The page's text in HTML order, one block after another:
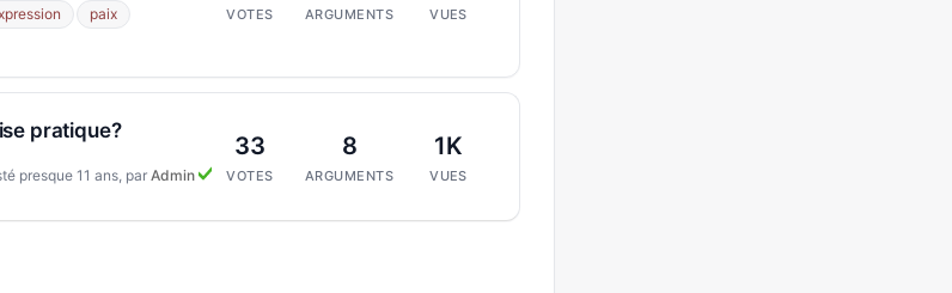
VOTES ARGUMENTS VUES
paix
33
VOTES
8
ARGUMENTS
1K
VUES
pratique?
presque 11 ans, parAdmin